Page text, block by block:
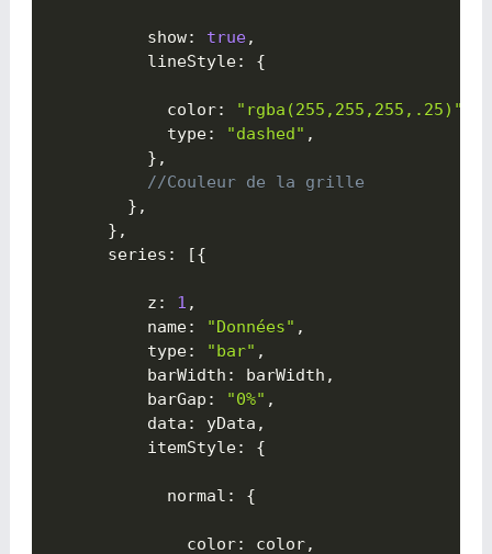
          show
: true,
          lineStyle
: {
            color
: "rgba(255,255,255,.25)"
            type
: "dashed" ,
} ,
//Couleur de la grille
} ,
} ,
      series
: [{
          z
: 1 ,
          name
: "Données" ,
          type
: "bar" ,
          barWidth
: barWidth ,
          barGap
: "0%" ,
          data
: yData ,
          itemStyle
: {
            normal
: {
              color
: color,